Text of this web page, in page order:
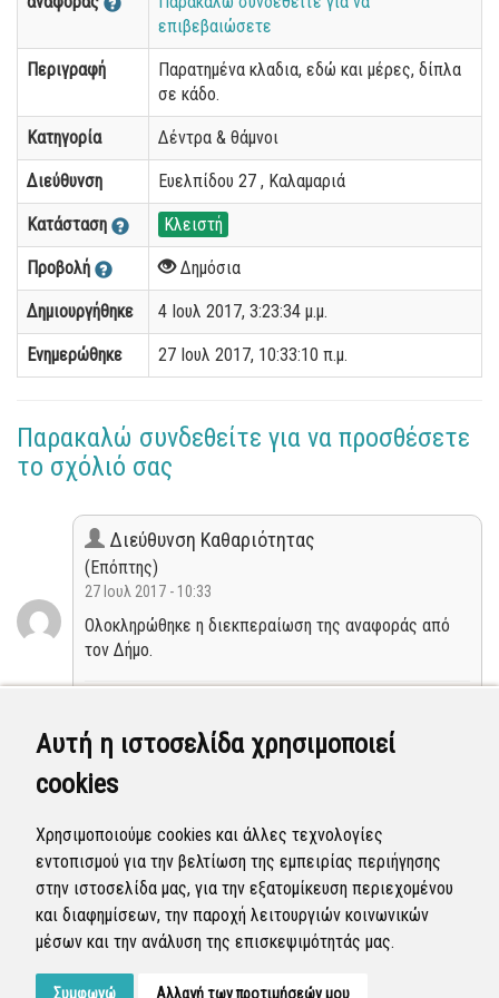
Αυτή η ιστοσελίδα χρησιμοποιεί
cookies
Χρησιμοποιούμε cookies και άλλες τεχνολογίες
εντοπισμού για την βελτίωση της εμπειρίας περιήγησης
στην ιστοσελίδα μας, για την εξατομίκευση περιεχομένου
και διαφημίσεων, την παροχή λειτουργιών κοινωνικών
μέσων και την ανάλυση της επισκεψιμότητάς μας.
Συμφωνώ Αλλαγή των προτιμήσεών μου
επιβεβαιώσετε
Περιγραφή
Παρατημένα κλαδια, εδώ και μέρες, δίπλα
σε κάδο.
Κατηγορία Δέντρα & θάμνοι
Διεύθυνση Ευελπίδου 27 , Καλαμαριά
Κατάσταση Κλειστή
Προβολή Δημόσια
Δημιουργήθηκε 4 Ιουλ 2017, 3:23:34 μ.μ.
Ενημερώθηκε 27 Ιουλ 2017, 10:33:10 π.μ.
Παρακαλώ συνδεθείτε για να προσθέσετε
το σχόλιό σας
Διεύθυνση Καθαριότητας
(Επόπτης)
27 Ιουλ 2017 - 10:33
Ολοκληρώθηκε η διεκπεραίωση της αναφοράς από
τον Δήμο.
(Επόπτης)
05 Ιουλ 2017 - 12:23
Η αναφορά εξετάσθηκε, εμπίπτει στην αρμοδιότητα
του Δήμου και εμφανίζεται πλέον δημόσια.